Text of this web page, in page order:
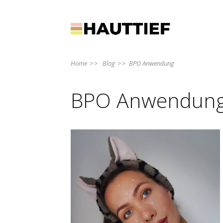
Home >> Blog >> BPO Anwendung
BPO